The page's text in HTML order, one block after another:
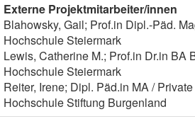
Externe Projektmitarbeiter/innen
Blahowsky, Gail; Prof.in Dipl.-Päd.
Hochschule Steiermark
Lewis, Catherine M.; Prof.in Dr.in BA
Hochschule Steiermark
Reiter, Irene; Dipl. Päd.in MA /
Hochschule Stiftung Burgenland